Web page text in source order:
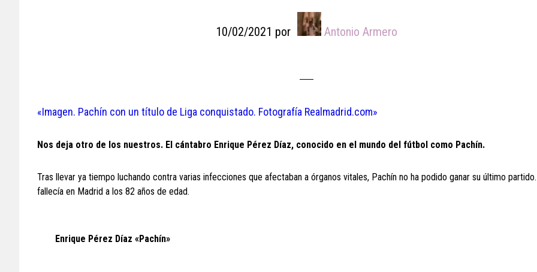
10/02/2021 por Antonio Armero
«Imagen. Pachín con un título de Liga conquistado. Fotografía Realmadrid.com»
Nos deja otro de los nuestros. El cántabro Enrique Pérez Díaz, conocido en el mundo del fútbol como Pachín.
Tras llevar ya tiempo luchando contra varias infecciones que afectaban a órganos vitales, Pachín no ha podido ganar su último
fallecía en Madrid a los 82 años de edad.
Enrique Pérez Díaz «Pachín»